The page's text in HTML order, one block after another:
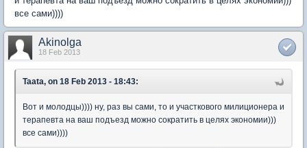
все сами))))
Akinolga
18 Feb 2013
Taata, on 18 Feb 2013 - 18:43:
Вот и молодцы)))) ну, раз вы сами, то и участкового милиционера и
терапевта на ваш подъезд можно сократить в целях экономии)))
все сами))))